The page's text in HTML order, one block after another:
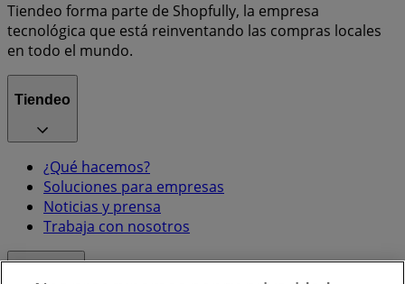
Tiendeo forma parte de Shopfully, la empresa
tecnológica que está reinventando las compras locales
en todo el mundo.
Tiendeo
¿Qué hacemos?
Soluciones para empresas
Noticias y prensa
Trabaja con nosotros